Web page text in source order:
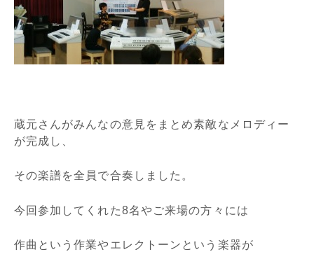
蔵元さんがみんなの意見をまとめ素敵なメロディー
が完成し、
その楽譜を全員で合奏しました。
今回参加してくれた8名やご来場の方々には
作曲という作業やエレクトーンという楽器が